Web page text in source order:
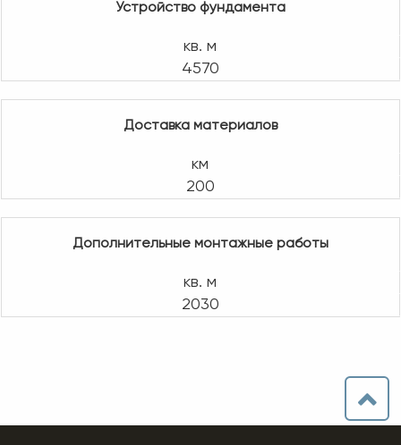
Устройство фундамента
кв. м
4570
Доставка материалов
км
200
Дополнительные монтажные работы
кв. м
2030